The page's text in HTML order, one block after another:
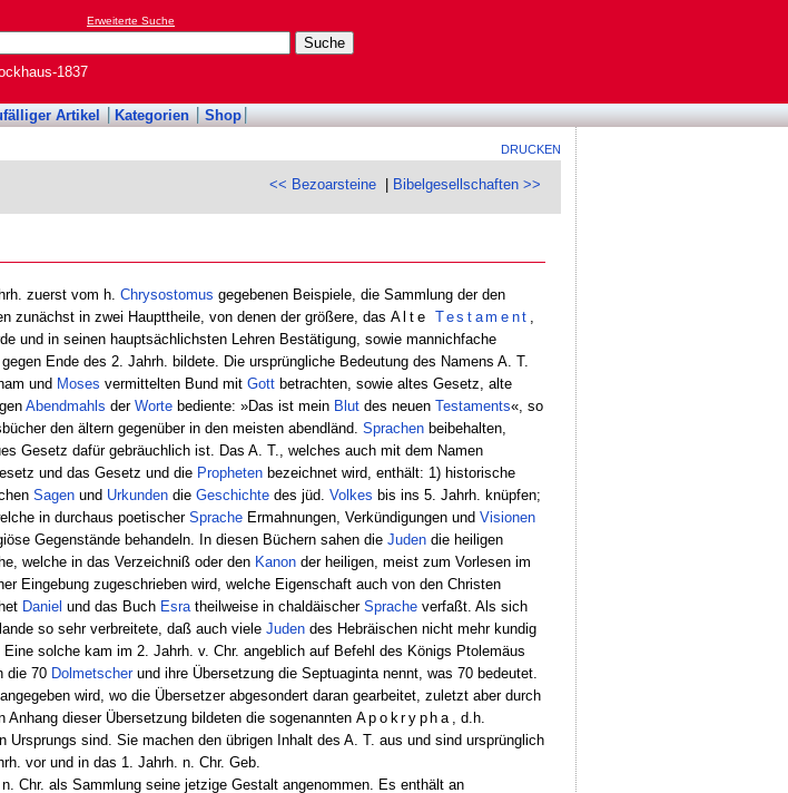
Erweiterte Suche
1837
Artikel Kategorien Shop
DRUCKEN
<< Bezoarsteine Bibelgesellschaften >>
zuerst vom h. Chrysostomus gegebenen Beispiele, die Sammlung der den
zunächst in zwei Haupttheile, von denen der größere, das Alte Testament
und in seinen hauptsächlichsten Lehren Bestätigung, sowie mannichfache
gegen Ende des 2. Jahrh. bildete. Die ursprüngliche Bedeutung des Namens A. T.
und Moses vermittelten Bund mit Gottbetrachten, sowie altes Gesetz, alte
Abendmahls der Wortebediente: »Das ist mein Blutdes neuen Testaments«, so
den ältern gegenüber in den meisten abendländ. Sprachenbeibehalten,
Gesetz dafür gebräuchlich ist. Das A. T., welches auch mit dem Namen
und das Gesetz und die Prophetenbezeichnet wird, enthält: 1) historische
Sagenund Urkundendie Geschichtedes jüd. Volkes bis ins 5. Jahrh. knüpfen;
in durchaus poetischer SpracheErmahnungen, Verkündigungen und Visionen
Gegenstände behandeln. In diesen Büchern sahen die Judendie heiligen
welche in das Verzeichniß oder den Kanonder heiligen, meist zum Vorlesen im
Eingebung zugeschrieben wird, welche Eigenschaft auch von den Christen
Daniel und das Buch Esratheilweise in chaldäischer Spracheverfaßt. Als sich
so sehr verbreitete, daß auch viele Judendes Hebräischen nicht mehr kundig
solche kam im 2. Jahrh. v. Chr. angeblich auf Befehl des Königs Ptolemäus
die 70 Dolmetscherund ihre Übersetzung die Septuaginta nennt, was 70 bedeutet.
wird, wo die Übersetzer abgesondert daran gearbeitet, zuletzt aber durch
dieser Übersetzung bildeten die sogenannten Apokrypha
, d.h.
sind. Sie machen den übrigen Inhalt des A. T. aus und sind ursprünglich
vor und in das 1. Jahrh. n. Chr. Geb.
Chr. als Sammlung seine jetzige Gestalt angenommen. Es enthält an